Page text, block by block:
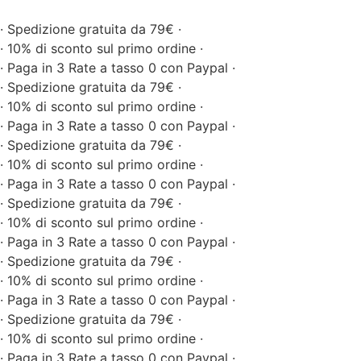
· Spedizione gratuita da 79€ ·
· 10% di sconto sul primo ordine ·
· Paga in 3 Rate a tasso 0 con Paypal ·
· Spedizione gratuita da 79€ ·
· 10% di sconto sul primo ordine ·
· Paga in 3 Rate a tasso 0 con Paypal ·
· Spedizione gratuita da 79€ ·
· 10% di sconto sul primo ordine ·
· Paga in 3 Rate a tasso 0 con Paypal ·
· Spedizione gratuita da 79€ ·
· 10% di sconto sul primo ordine ·
· Paga in 3 Rate a tasso 0 con Paypal ·
· Spedizione gratuita da 79€ ·
· 10% di sconto sul primo ordine ·
· Paga in 3 Rate a tasso 0 con Paypal ·
· Spedizione gratuita da 79€ ·
· 10% di sconto sul primo ordine ·
· Paga in 3 Rate a tasso 0 con Paypal ·